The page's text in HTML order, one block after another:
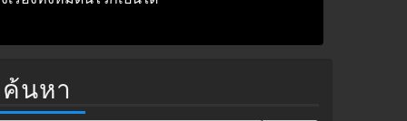
ค้นหา